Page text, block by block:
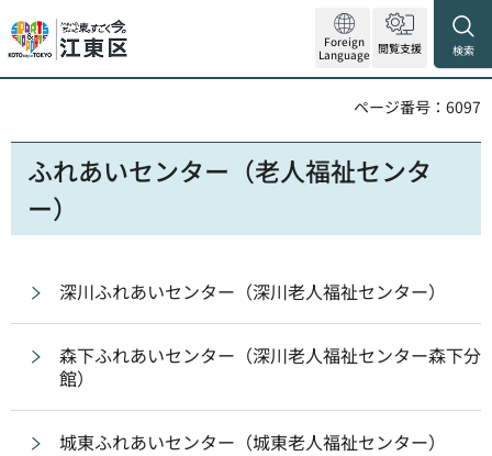
Foreign
Language 閲覧支援 検索
ページ番号：6097
ふれあいセンター（老人福祉センタ
ー）
深川ふれあいセンター（深川老人福祉センター）
森下ふれあいセンター（深川老人福祉センター森下分
館）
城東ふれあいセンター（城東老人福祉センター）